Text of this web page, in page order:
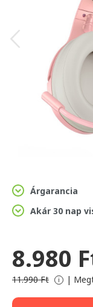
Árgarancia
Akár 30 nap
8.980
11.990 Ft i |